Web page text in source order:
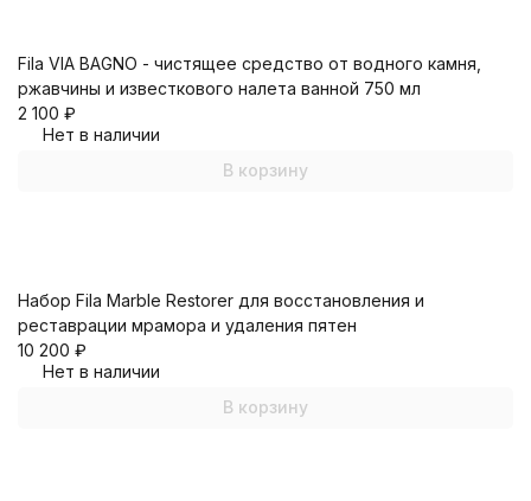
Fila VIA BAGNO - чистящее средство от водного камня,
ржавчины и известкового налета ванной 750 мл
2 100 ₽
Нет в наличии
В корзину
Набор Fila Marble Restorer для восстановления и
реставрации мрамора и удаления пятен
10 200 ₽
Нет в наличии
В корзину